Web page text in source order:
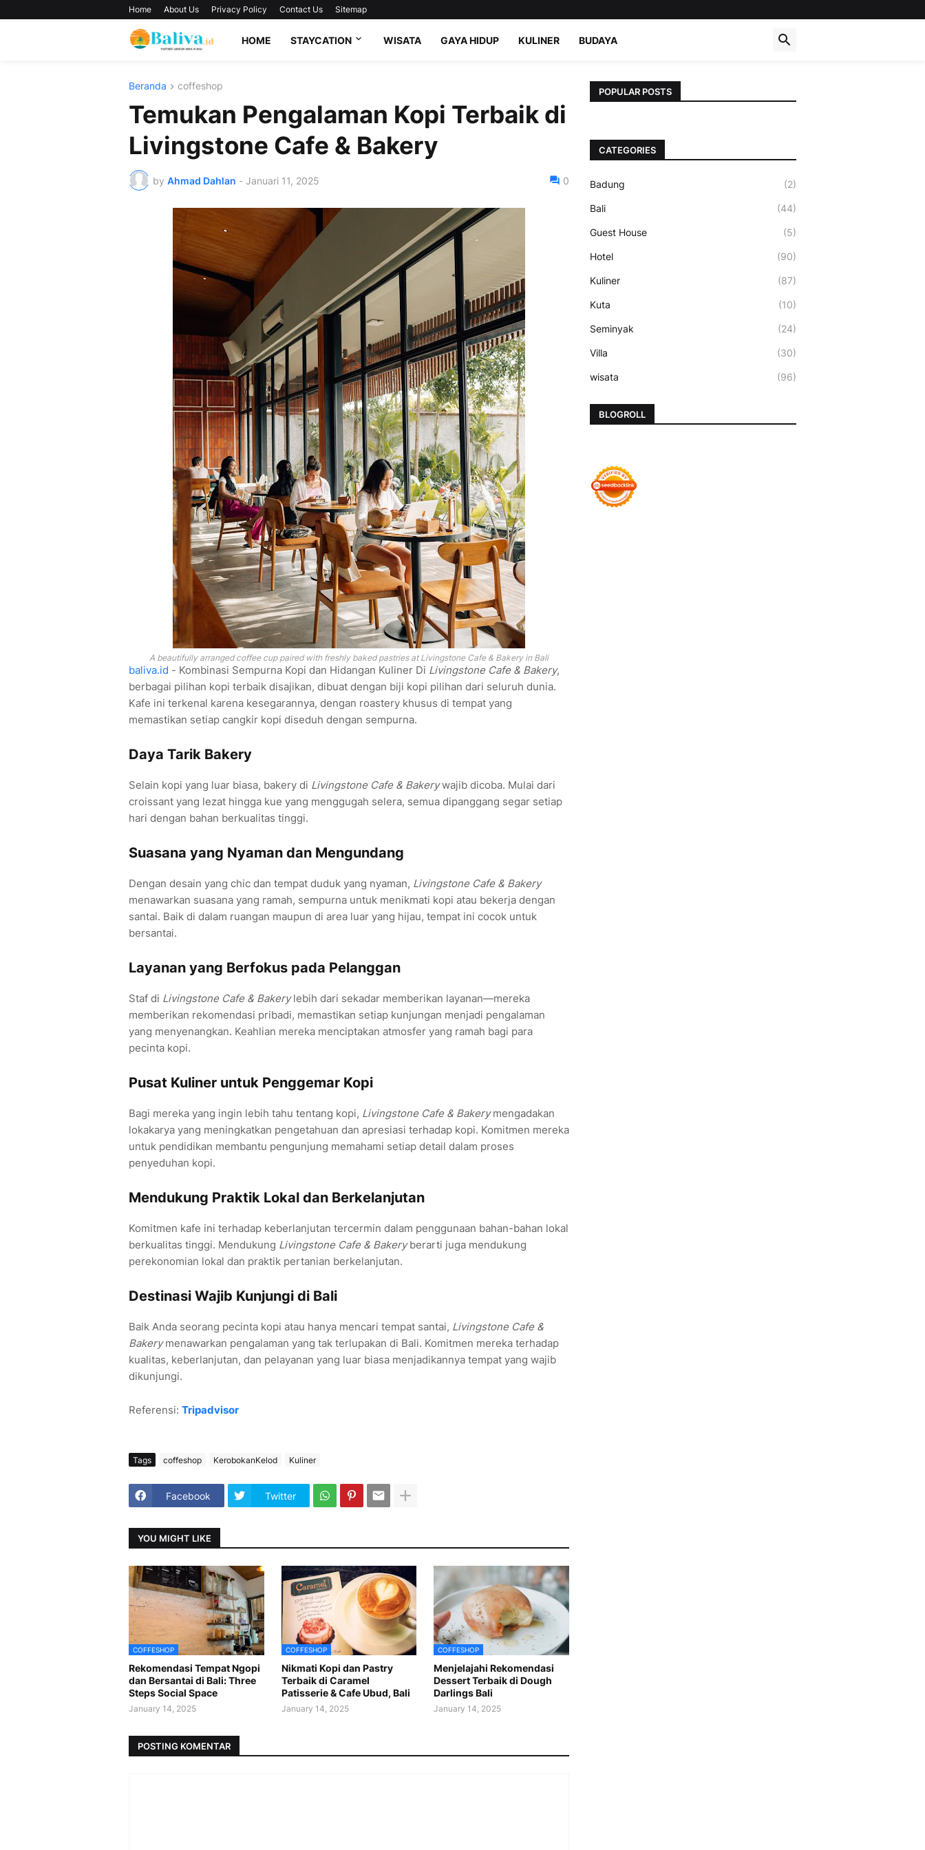
Home About Us Privacy Policy Contact Us Sitemap
HOME STAYCATION WISATA GAYA HIDUP KULINER BUDAYA
Beranda coffeshop
Temukan Pengalaman Kopi Terbaik di
Livingstone Cafe & Bakery
by Ahmad Dahlan - Januari 11, 2025 0
A beautifully arranged coffee cup paired with freshly baked pastries at Livingstone Cafe & Bakery in Bali
baliva.id - Kombinasi Sempurna Kopi dan Hidangan Kuliner Di Livingstone Cafe & Bakery,
berbagai pilihan kopi terbaik disajikan, dibuat dengan biji kopi pilihan dari seluruh dunia.
Kafe ini terkenal karena kesegarannya, dengan roastery khusus di tempat yang
memastikan setiap cangkir kopi diseduh dengan sempurna.
Daya Tarik Bakery
Selain kopi yang luar biasa, bakery di Livingstone Cafe & Bakerywajib dicoba. Mulai dari
croissant yang lezat hingga kue yang menggugah selera, semua dipanggang segar setiap
hari dengan bahan berkualitas tinggi.
Suasana yang Nyaman dan Mengundang
Dengan desain yang chic dan tempat duduk yang nyaman, Livingstone Cafe & Bakery
menawarkan suasana yang ramah, sempurna untuk menikmati kopi atau bekerja dengan
santai. Baik di dalam ruangan maupun di area luar yang hijau, tempat ini cocok untuk
bersantai.
Layanan yang Berfokus pada Pelanggan
Staf di Livingstone Cafe & Bakerylebih dari sekadar memberikan layanan—mereka
memberikan rekomendasi pribadi, memastikan setiap kunjungan menjadi pengalaman
yang menyenangkan. Keahlian mereka menciptakan atmosfer yang ramah bagi para
pecinta kopi.
Pusat Kuliner untuk Penggemar Kopi
Bagi mereka yang ingin lebih tahu tentang kopi, Livingstone Cafe & Bakerymengadakan
lokakarya yang meningkatkan pengetahuan dan apresiasi terhadap kopi. Komitmen mereka
untuk pendidikan membantu pengunjung memahami setiap detail dalam proses
penyeduhan kopi.
Mendukung Praktik Lokal dan Berkelanjutan
Komitmen kafe ini terhadap keberlanjutan tercermin dalam penggunaan bahan-bahan lokal
berkualitas tinggi. Mendukung Livingstone Cafe & Bakeryberarti juga mendukung
perekonomian lokal dan praktik pertanian berkelanjutan.
Destinasi Wajib Kunjungi di Bali
Baik Anda seorang pecinta kopi atau hanya mencari tempat santai, Livingstone Cafe &
Bakerymenawarkan pengalaman yang tak terlupakan di Bali. Komitmen mereka terhadap
kualitas, keberlanjutan, dan pelayanan yang luar biasa menjadikannya tempat yang wajib
dikunjungi.
Referensi: Tripadvisor
Tags coffeshop KerobokanKelod Kuliner
Facebook Twitter
YOU MIGHT LIKE
COFFESHOP
Rekomendasi Tempat Ngopi
dan Bersantai di Bali: Three
Steps Social Space
January 14, 2025
COFFESHOP
Nikmati Kopi dan Pastry
Terbaik di Caramel
Patisserie & Cafe Ubud, Bali
January 14, 2025
COFFESHOP
Menjelajahi Rekomendasi
Dessert Terbaik di Dough
Darlings Bali
January 14, 2025
POSTING KOMENTAR
POPULAR POSTS
CATEGORIES
Badung (2)
Bali (44)
Guest House (5)
Hotel (90)
Kuliner (87)
Kuta (10)
Seminyak (24)
Villa (30)
wisata (96)
BLOGROLL